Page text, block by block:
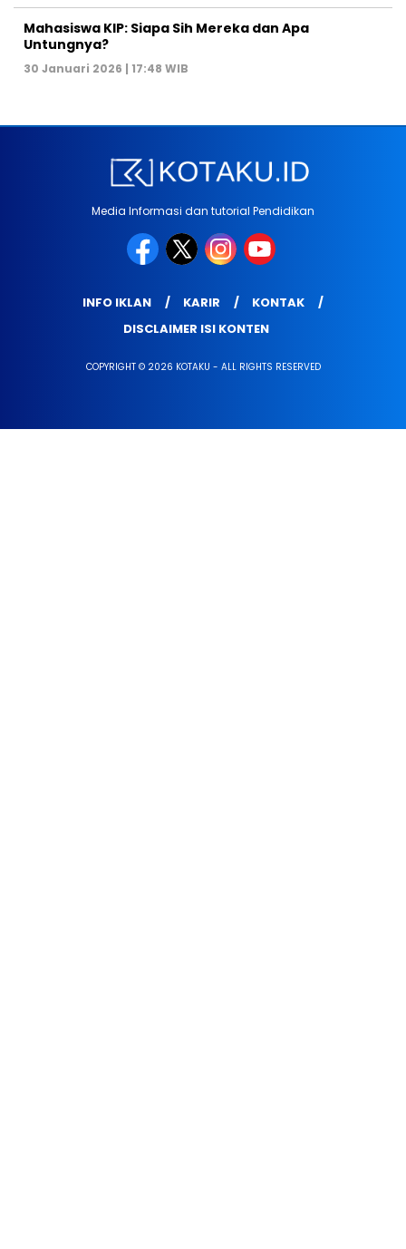
Mahasiswa KIP: Siapa Sih Mereka dan Apa
Untungnya?
30 Januari 2026 | 17:48 WIB
Media Informasi dan tutorial Pendidikan
INFO IKLAN KARIR
KONTAK
DISCLAIMER ISI KONTEN
COPYRIGHT © 2026 KOTAKU - ALL RIGHTS RESERVED